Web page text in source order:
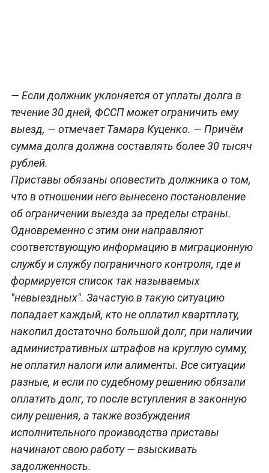
— Если должник уклоняется от уплаты долга в
течение 30 дней, ФССП может ограничить ему
выезд, — отмечает Тамара Куценко. — Причём
сумма долга должна составлять более 30 тысяч
рублей.
Приставы обязаны оповестить должника о том,
что в отношении него вынесено постановление
об ограничении выезда за пределы страны.
Одновременно с этим они направляют
соответствующую информацию в миграционную
службу и службу пограничного контроля, где и
формируется список так называемых
"невыездных". Зачастую в такую ситуацию
попадает каждый, кто не оплатил квартплату,
накопил достаточно большой долг, при наличии
административных штрафов на круглую сумму,
не оплатил налоги или алименты. Все ситуации
разные, и если по судебному решению обязали
оплатить долг, то после вступления в законную
силу решения, а также возбуждения
исполнительного производства приставы
начинают свою работу — взыскивать
задолженность.